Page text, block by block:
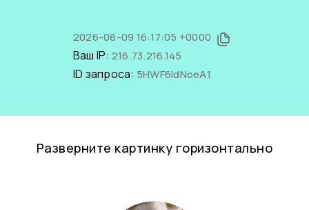
2026-08-09 16:17:05 +0000
Ваш IP: 216.73.216.145
ID запроса: 5HWF6idNoeA1
Разверните картинку горизонтально